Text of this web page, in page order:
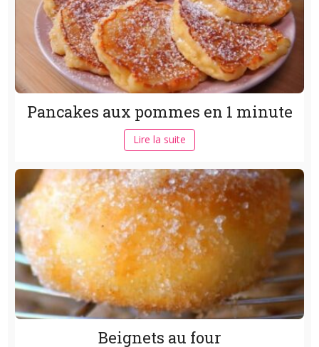
Pancakes aux pommes en 1 minute
Lire la suite
Beignets au four